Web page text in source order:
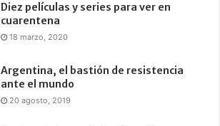
Diez películas y series para ver en
cuarentena
18 marzo, 2020
Argentina, el bastión de resistencia
ante el mundo
20 agosto, 2019